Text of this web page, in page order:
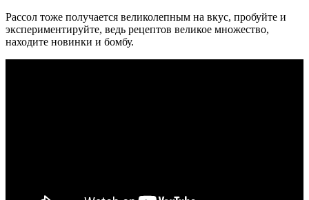
Рассол тоже получается великолепным на вкус, пробуйте и
экспериментируйте, ведь рецептов великое множество,
находите новинки и бомбу.